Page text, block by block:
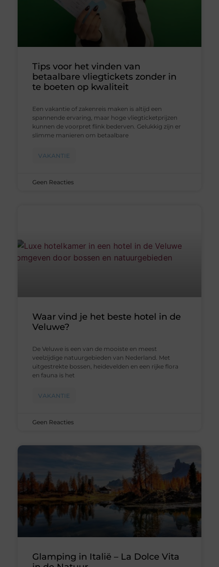
Tips voor het vinden van
betaalbare vliegtickets zonder in
te boeten op kwaliteit
Een vakantie of zakenreis maken is altijd een
spannende ervaring, maar hoge vliegticketprijzen
kunnen de voorpret flink bederven. Gelukkig zijn er
slimme manieren om betaalbare
VAKANTIE
Geen Reacties
Waar vind je het beste hotel in de
Veluwe?
De Veluwe is een van de mooiste en meest
veelzijdige natuurgebieden van Nederland. Met
uitgestrekte bossen, heidevelden en een rijke flora
en fauna is het
VAKANTIE
Geen Reacties
Glamping in Italië – La Dolce Vita